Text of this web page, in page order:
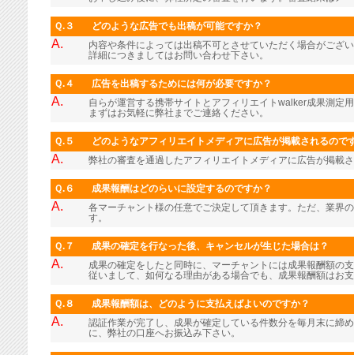
Ｑ.３ どのような広告でも出稿が可能ですか？
A.
内容や条件によっては出稿不可とさせていただく場合がござ
詳細につきましてはお問い合わせ下さい。
Ｑ.４ 広告を出稿するためには何が必要ですか？
A.
自らが運営する携帯サイトとアフィリエイトwalker成果測定
まずはお気軽に弊社までご連絡ください。
Ｑ.５ どのようなアフィリエイトメディアに広告が掲載されるので
A. 弊社の審査を通過したアフィリエイトメディアに広告が掲載
Ｑ.６ 成果報酬はどのらいに設定するのですか？
A.
各マーチャント様の任意でご決定して頂きます。ただ、業界
す。
Ｑ.７ 成果の確定を行なった後、キャンセルが生じた場合は？
A.
成果の確定をしたと同時に、マーチャントには成果報酬額の
従いまして、如何なる理由がある場合でも、成果報酬額はお
Ｑ.８ 成果報酬額は、どのように支払えばよいのですか？
A.
認証作業が完了し、成果が確定している件数分を毎月末に締
に、弊社の口座へお振込み下さい。